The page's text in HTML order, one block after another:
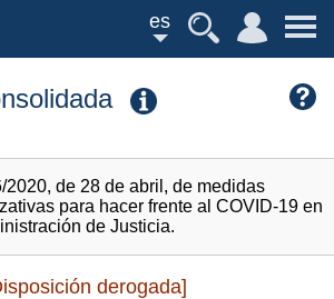
es
2020, de 28 de abril, de medidas
para hacer frente al COVID-19 en
de Justicia.
derogada]